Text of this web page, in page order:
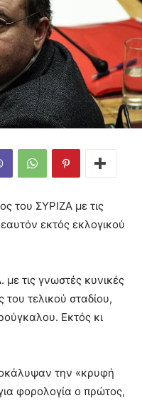
του ΣΥΡΙΖΑ με τις
εκτός εκλογικού
τις γνωστές κυνικές
του τελικού σταδίου,
Εκτός κι
την «κρυφή
φορολογία ο πρώτος,